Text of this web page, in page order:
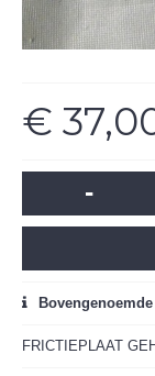
€
-
FRICTIEPLAAT